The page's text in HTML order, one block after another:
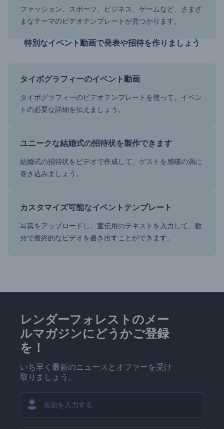
ファッション、スポーツ、ビジネス、ゲームなど、さまざ
まなテーマのビデオテンプレートが見つかります。
特別なイベント動画で発表や招待を作りましょう
タイポグラフィーのイベント動画
タイポグラフィーのビデオテンプレートを使って、イベン
トの必要な詳細を伝えましょう。
ユニークな結婚式の招待状を製作できます
結婚式の招待状をビデオで作成して、ゲストを感嘆の渦に
巻き込みましょう。
カスタマイズ可能なイベントテンプレート
写真をアップロードし、宣伝用のテキストを入力して、数
分で最終的なビデオを書き出すことができます。
レンダーフォレストのメー
ルマガジンにどうかご登録
を！
いち早く最新のニュースとオファーを受け
取りましょう。